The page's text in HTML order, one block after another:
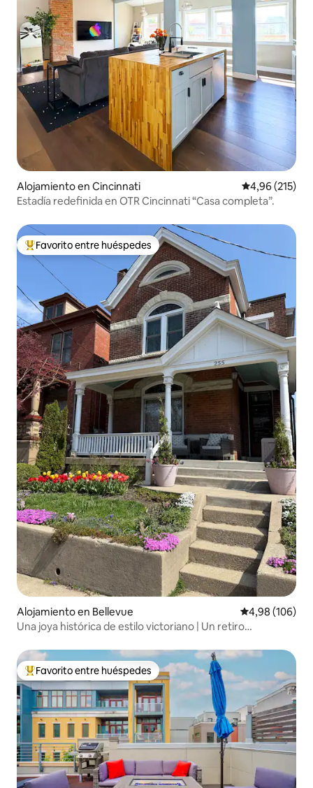
Alojamiento en Cincinnati Calificación
4,96 (215)
Estadía redefinida en OTR Cincinnati “Casa completa”.
Favorito entre los huéspedes más destacados
Favorito entre huéspedes
Alojamiento en Bellevue Calificación
4,98 (106)
Una joya histórica de estilo victoriano | Un retiro
Favorito entre los huéspedes más destacados
Favorito entre huéspedes